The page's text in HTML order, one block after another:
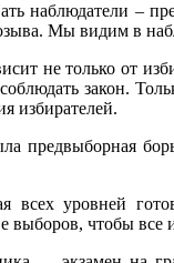
наблюдатели –
Мы видим в
не только от
закон.
избирателей.
предвыборная
всех уровней
выборов, чтобы